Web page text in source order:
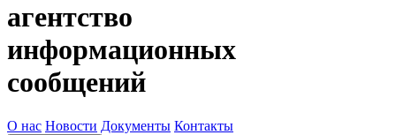
агентство
информационных
сообщений
О нас Новости Документы Контакты